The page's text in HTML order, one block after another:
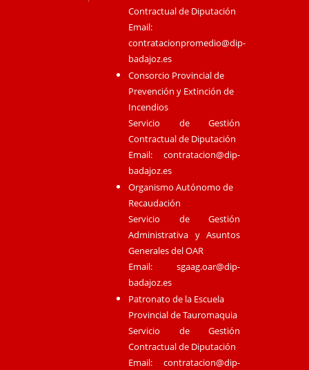
Contractual de Diputación
Email:
contratacionpromedio@dip-
badajoz.es
Consorcio Provincial de
Prevención y Extinción de
Incendios
Servicio de Gestión
Contractual de Diputación
Email:contratacion@dip-
badajoz.es
Organismo Autónomo de
Recaudación
Servicio de Gestión
Administrativa y Asuntos
Generales del OAR
Email:sgaag.oar@dip-
badajoz.es
Patronato de la Escuela
Provincial de Tauromaquia
Servicio de Gestión
Contractual de Diputación
Email:contratacion@dip-